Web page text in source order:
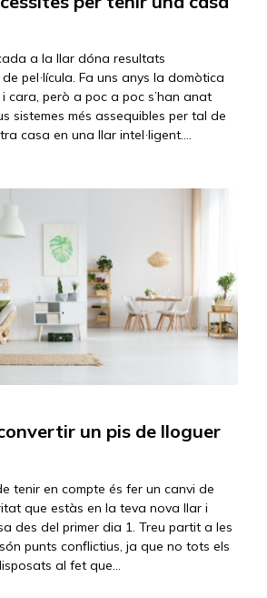
a la llar dóna resultats
pel·lícula. Fa uns anys la domòtica
cara, però a poc a poc s’han anat
sistemes més assequibles per tal de
casa en una llar intel·ligent.
un pis de lloguer
tenir en compte és fer un canvi de
que estàs en la teva nova llar i
des del primer dia 1. Treu partit a les
punts conflictius, ja que no tots els
al fet que…